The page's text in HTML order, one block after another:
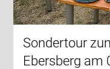
Sondertour
Ebersberg am